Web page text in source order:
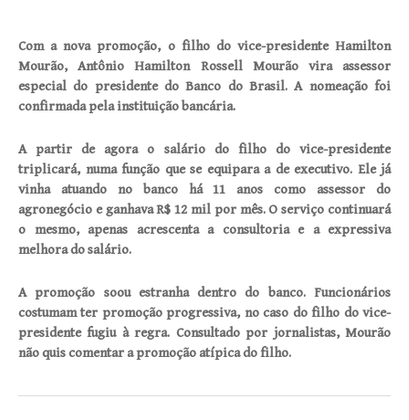
Com a nova promoção, o filho do vice-presidente Hamilton
Mourão, Antônio Hamilton Rossell Mourão vira assessor
especial do presidente do Banco do Brasil. A nomeação foi
confirmada pela instituição bancária.
A partir de agora o salário do filho do vice-presidente
triplicará, numa função que se equipara a de executivo. Ele já
vinha atuando no banco há 11 anos como assessor do
agronegócio e ganhava R$ 12 mil por mês. O serviço continuará
o mesmo, apenas acrescenta a consultoria e a expressiva
melhora do salário.
A promoção soou estranha dentro do banco. Funcionários
costumam ter promoção progressiva, no caso do filho do vice-
presidente fugiu à regra. Consultado por jornalistas, Mourão
não quis comentar a promoção atípica do filho.